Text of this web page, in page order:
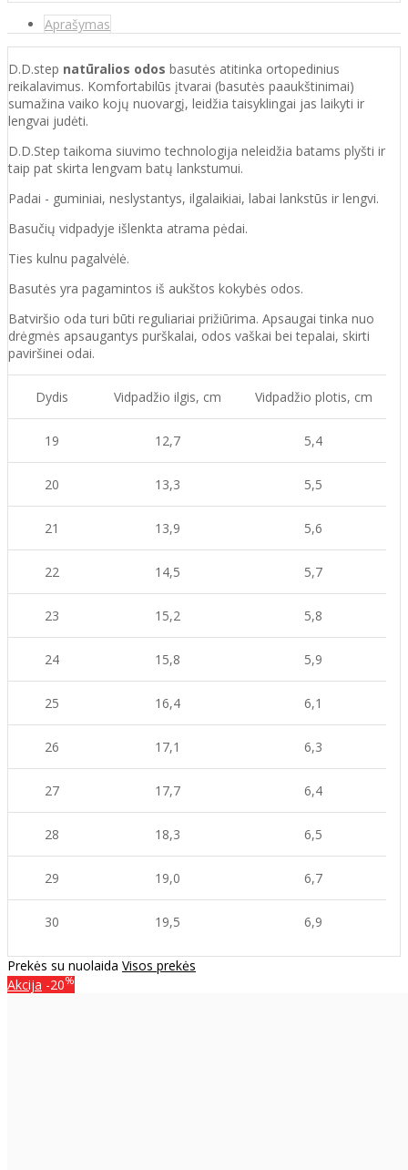
Aprašymas
D.D.step natūralios odos basutės atitinka ortopedinius
reikalavimus. Komfortabilūs įtvarai (basutės paaukštinimai)
sumažina vaiko kojų nuovargį, leidžia taisyklingai jas laikyti ir
lengvai judėti.
D.D.Step taikoma siuvimo technologija neleidžia batams plyšti ir
taip pat skirta lengvam batų lankstumui.
Padai - guminiai, neslystantys, ilgalaikiai, labai lankstūs ir lengvi.
Basučių vidpadyje išlenkta atrama pėdai.
Ties kulnu pagalvėlė.
Basutės yra pagamintos iš aukštos kokybės odos.
Batviršio oda turi būti reguliariai prižiūrima. Apsaugai tinka nuo
drėgmės apsaugantys purškalai, odos vaškai bei tepalai, skirti
paviršinei odai.
Dydis Vidpadžio ilgis, cm Vidpadžio plotis, cm
19 12,7 5,4
20 13,3 5,5
21 13,9 5,6
22 14,5 5,7
23 15,2 5,8
24 15,8 5,9
25 16,4 6,1
26 17,1 6,3
27 17,7 6,4
28 18,3 6,5
29 19,0 6,7
30 19,5 6,9
Prekės su nuolaida Visos prekės
Akcija -20%